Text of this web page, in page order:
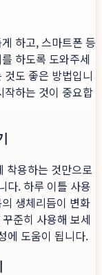
하고, 스마트폰 등
하도록 도와주세
도 좋은 방법입니
작하는 것이 중요합
착용하는 것만으로
다. 하루 이틀 사용
생체리듬이 변화
준히 사용해 보세
에 도움이 됩니다.